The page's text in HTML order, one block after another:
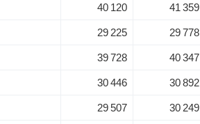
40 120 41 359
29 225 29 778
39 728 40 347
30 446 30 892
29 507 30 249